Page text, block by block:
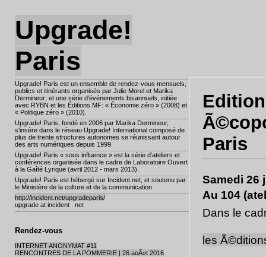
Upgrade!
Paris
Upgrade! Paris est un ensemble de rendez-vous mensuels,
publics et itinérants organisés par Julie Morel et Marika
Dermineur; et une série d'événements bisannuels, initiée
avec RYBN et les Éditions MF: « Économie zéro » (2008) et
« Politique zéro » (2010).
Upgrade! Paris, fondé en 2006 par Marika Dermineur,
s'insère dans le réseau Upgrade! International composé de
plus de trente structures autonomes se réunissant autour
des arts numériques depuis 1999.
Upgrade! Paris « sous influence » est la série d'ateliers et
conférences organisée dans le cadre de Laboratoire Ouvert
à la Gaîté Lyrique (avril 2012 - mars 2013).
Upgrade! Paris est hébergé sur Incident.net, et soutenu par
le Ministère de la culture et de la communication.
http://incident.net/upgradeparis/
upgrade at incident . net
Rendez-vous
INTERNET ANONYMAT #11
RENCONTRES DE LA POMMERIE | 26 aoÃ»t 2016
Paris
Samedi 26
Au 104
Dans le
les